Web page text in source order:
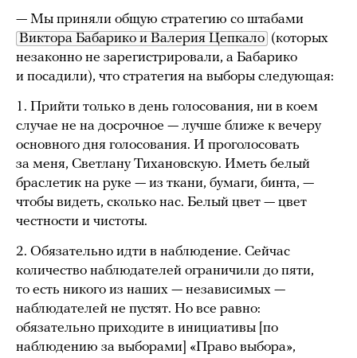
— Мы приняли общую стратегию со штабами
Виктора Бабарико и Валерия Цепкало (которых
незаконно не зарегистрировали, а Бабарико
и посадили), что стратегия на выборы следующая:
1. Прийти только в день голосования, ни в коем
случае не на досрочное — лучше ближе к вечеру
основного дня голосования. И проголосовать
за меня, Светлану Тихановскую. Иметь белый
браслетик на руке — из ткани, бумаги, бинта, —
чтобы видеть, сколько нас. Белый цвет — цвет
честности и чистоты.
2. Обязательно идти в наблюдение. Сейчас
количество наблюдателей ограничили до пяти,
то есть никого из наших — независимых —
наблюдателей не пустят. Но все равно:
обязательно приходите в инициативы [по
наблюдению за выборами] «Право выбора»,